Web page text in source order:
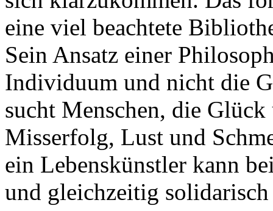
eine viel beachtete
Sein Ansatz einer
Individuum und nicht die
sucht Menschen, die
Misserfolg, Lust und
ein Lebenskünstler kann
und gleichzeitig